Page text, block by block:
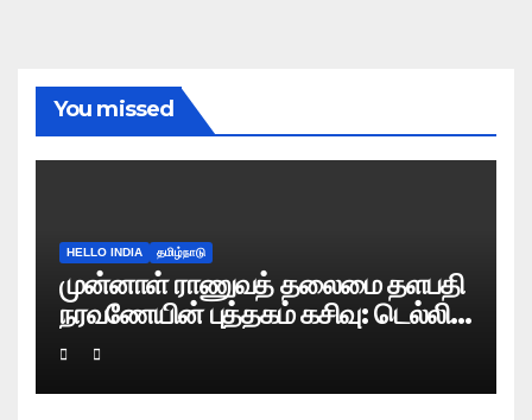
You missed
HELLO INDIA தமிழ்நாடு
முன்னாள் ராணுவத் தலைமை தளபதி
நரவணேயின் புத்தகம் கசிவு: டெல்லி
போலிஸ் வழக்குப் பதிவு!